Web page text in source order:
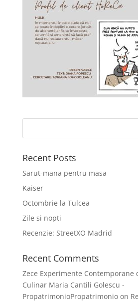
Recent Posts
Sarut-mana pentru masa
Kaiser
Octombrie la Tulcea
Zile si nopti
Recenzie: StreetXO Madrid
Recent Comments
Zece Experimente Contemporane
Culinar Maria Cantili Golescu -
PropatrimonioPropatrimonioon